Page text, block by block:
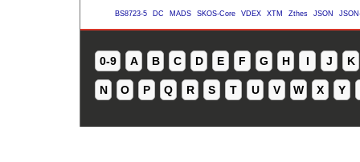
BS8723-5 DC MADS SKOS-Core VDEX XTM Zthes JSON
0-9 A B C D E F G H I J K
N O P Q R S T U V W X Y